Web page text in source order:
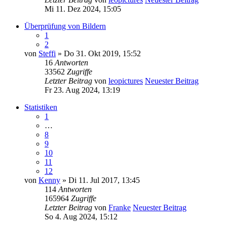
Mi 11. Dez 2024, 15:05
Überprüfung von Bildern
1
2
von Steffi » Do 31. Okt 2019, 15:52
16 Antworten
33562 Zugriffe
Letzter Beitrag von leopictures Neuester Beitrag
Fr 23. Aug 2024, 13:19
Statistiken
1
…
8
9
10
11
12
von Kenny » Di 11. Jul 2017, 13:45
114 Antworten
165964 Zugriffe
Letzter Beitrag von Franke Neuester Beitrag
So 4. Aug 2024, 15:12